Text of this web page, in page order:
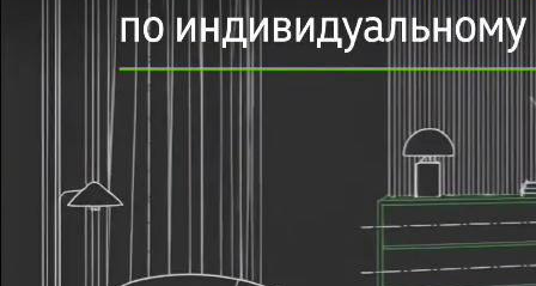
Шкафы-купе и гардеробные
на заказ от производителя —
доставка по всей России